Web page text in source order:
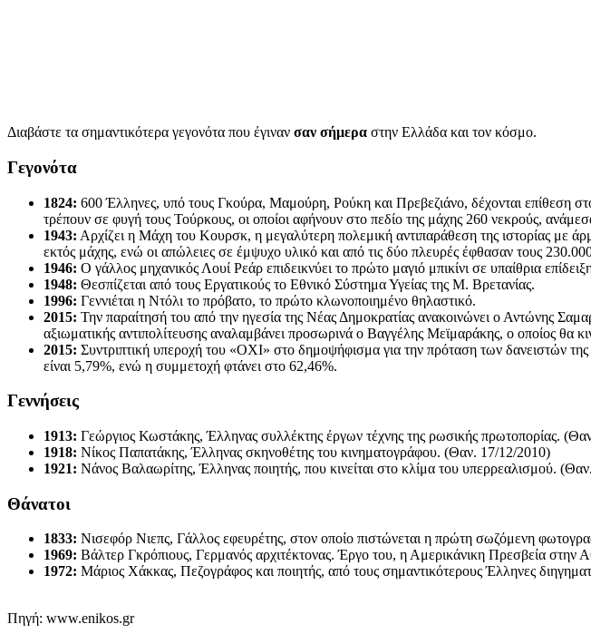
Διαβάστε τα σημαντικότερα γεγονότα που έγιναν σαν σήμερα στην Ελλάδα και τον κόσμο.
Γεγονότα
1824: 600 Έλληνες, υπό τους Γκούρα, Μαμούρη, Ρούκη και Πρεβεζιάνο, δέχονται
τρέπουν σε φυγή τους Τούρκους, οι οποίοι αφήνουν στο πεδίο της μάχης 260 νεκρούς,
1943: Αρχίζει η Μάχη του Κουρσκ, η μεγαλύτερη πολεμική αντιπαράθεση της ιστορίας με
εκτός μάχης, ενώ οι απώλειες σε έμψυχο υλικό και από τις δύο πλευρές έφθασαν τους
1946: Ο γάλλος μηχανικός Λουί Ρεάρ επιδεικνύει το πρώτο μαγιό μπικίνι σε υπαίθρια
1948: Θεσπίζεται από τους Εργατικούς το Εθνικό Σύστημα Υγείας της Μ. Βρετανίας.
1996: Γεννιέται η Ντόλι το πρόβατο, το πρώτο κλωνοποιημένο θηλαστικό.
2015: Την παραίτησή του από την ηγεσία της Νέας Δημοκρατίας ανακοινώνει ο Αντώνης
αξιωματικής αντιπολίτευσης αναλαμβάνει προσωρινά ο Βαγγέλης Μεϊμαράκης, ο οποίος θα
2015: Συντριπτική υπεροχή του «ΟΧΙ» στο δημοψήφισμα για την πρόταση των δανειστών
είναι 5,79%, ενώ η συμμετοχή φτάνει στο 62,46%.
Γεννήσεις
1913: Γεώργιος Κωστάκης, Έλληνας συλλέκτης έργων τέχνης της ρωσικής πρωτοπορίας.
1918: Νίκος Παπατάκης, Έλληνας σκηνοθέτης του κινηματογράφου. (Θαν. 17/12/2010)
1921: Νάνος Βαλαωρίτης, Έλληνας ποιητής, που κινείται στο κλίμα του υπερρεαλισμού.
Θάνατοι
1833: Νισεφόρ Νιεπς, Γάλλος εφευρέτης, στον οποίο πιστώνεται η πρώτη σωζόμενη
1969: Βάλτερ Γκρόπιους, Γερμανός αρχιτέκτονας. Έργο του, η Αμερικάνικη Πρεσβεία στην
1972: Μάριος Χάκκας, Πεζογράφος και ποιητής, από τους σημαντικότερους Έλληνες
Πηγή: www.enikos.gr